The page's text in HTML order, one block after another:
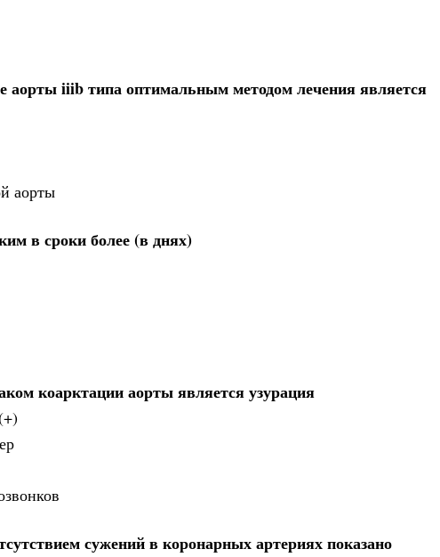
аорты iiib типа оптимальным методом лечения является
аорты
в сроки более (в днях)
коарктации аорты является узурация
сужений в коронарных артериях показано